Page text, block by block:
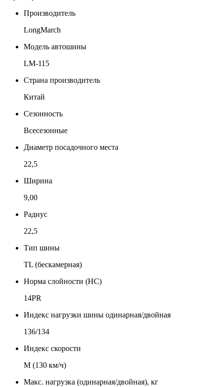
Производитель
LongMarch
Модель автошины
LM-115
Страна производитель
Китай
Сезонность
Всесезонные
Диаметр посадочного места
22,5
Ширина
9,00
Радиус
22,5
Тип шины
TL (бескамерная)
Норма слойности (НС)
14PR
Индекс нагрузки шины одинарная/двойная
136/134
Индекс скорости
М (130 км/ч)
Макс. нагрузка (одинарная/двойная), кг